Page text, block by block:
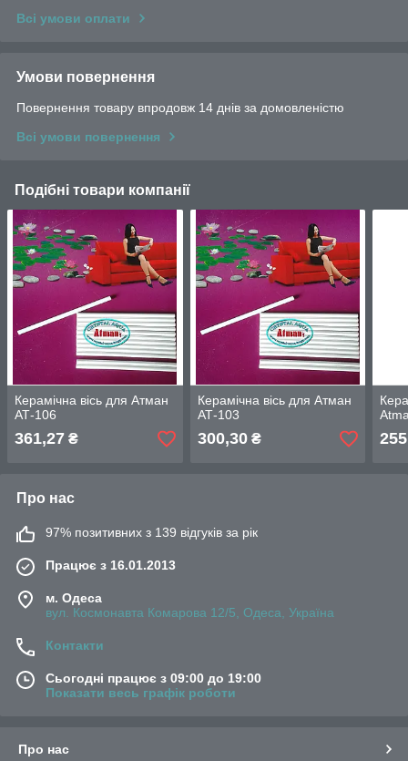
Всі умови оплати
Умови повернення
Повернення товару впродовж 14 днів за домовленістю
Всі умови повернення
Подібні товари компанії
Керамічна вісь для Атман
АТ-106
361,27 ₴
Керамічна вісь для Атман
АТ-103
300,30₴
Про нас
97% позитивних з 139 відгуків за рік
Працює з 16.01.2013
м. Одеса
вул. Космонавта Комарова 12/5, Одеса, Україна
Контакти
Сьогодні працює з 09:00 до 19:00
Показати весь графік роботи
Про нас